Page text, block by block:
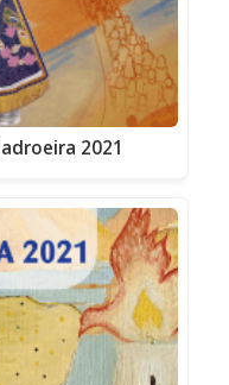
2021